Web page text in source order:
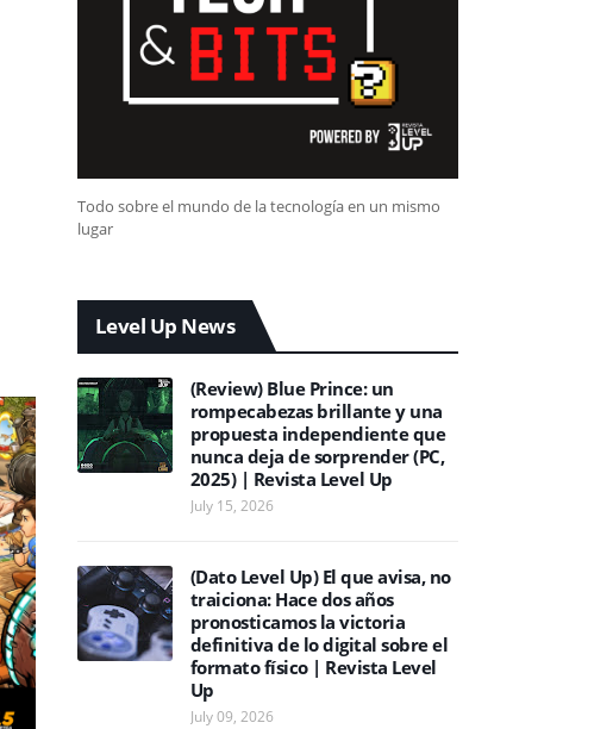
Todo sobre el mundo de la tecnología en un mismo
lugar
Level Up News
(Review) Blue Prince: un
rompecabezas brillante y una
propuesta independiente que
nunca deja de sorprender (PC,
2025) | Revista Level Up
July 15, 2026
(Dato Level Up) El que avisa, no
traiciona: Hace dos años
pronosticamos la victoria
definitiva de lo digital sobre el
formato físico | Revista Level
Up
July 09, 2026